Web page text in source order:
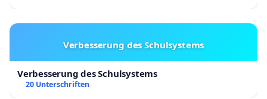
Verbesserung des Schulsystems
Verbesserung des Schulsystems
20 Unterschriften